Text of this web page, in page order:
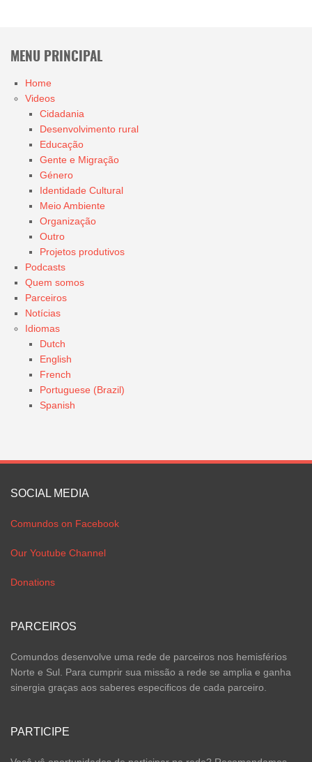
MENU PRINCIPAL
Home
Videos
Cidadania
Desenvolvimento rural
Educação
Gente e Migração
Género
Identidade Cultural
Meio Ambiente
Organização
Outro
Projetos produtivos
Podcasts
Quem somos
Parceiros
Notícias
Idiomas
Dutch
English
French
Portuguese (Brazil)
Spanish
SOCIAL MEDIA
Comundos on Facebook
Our Youtube Channel
Donations
PARCEIROS
Comundos desenvolve uma rede de parceiros nos hemisférios
Norte e Sul. Para cumprir sua missão a rede se amplia e ganha
sinergia graças aos saberes especificos de cada parceiro.
PARTICIPE